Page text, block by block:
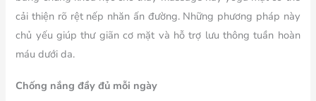
cải thiện rõ rệt nếp nhăn ấn đường. Những phương pháp này
chủ yếu giúp thư giãn cơ mặt và hỗ trợ lưu thông tuần hoàn
máu dưới da.
Chống nắng đầy đủ mỗi ngày